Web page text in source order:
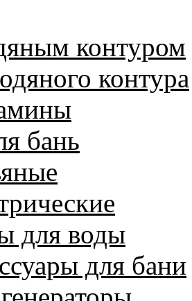
контуром
контура
бань
для воды
для бани